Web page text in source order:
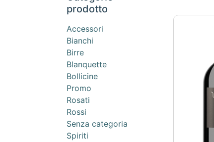
prodotto
Accessori
Bianchi
Birre
Blanquette
Bollicine
Promo
Rosati
Rossi
Senza categoria
Spiriti